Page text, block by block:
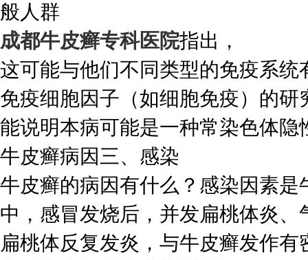
般人群
成都牛皮癣专科医院指出，
这可能与他们不同类型的免疫系
免疫细胞因子（如细胞免疫）的
能说明本病可能是一种常染色体隐
牛皮癣病因三、感染
牛皮癣的病因有什么？感染因素
中，感冒发烧后，并发扁桃体炎
扁桃体反复发炎，与牛皮癣发作